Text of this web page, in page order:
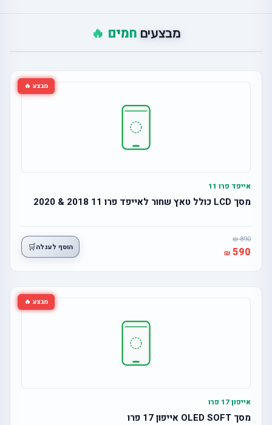
מבצעים חמים 🔥
מבצע 🔥
אייפד פרו 11
מסך LCD כולל טאץ שחור לאייפד פרו 11 2018 & 2020
890
590 הוסף לעגלה🛒
מבצע 🔥
אייפון 17 פרו
מסך OLED SOFT אייפון 17 פרו